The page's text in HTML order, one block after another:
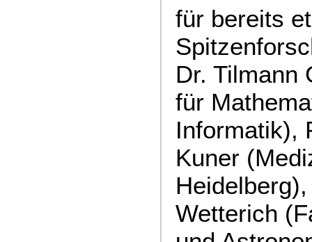
für bereits
Dr. Tilmann
für
Informatik),
Kuner
Wetterich